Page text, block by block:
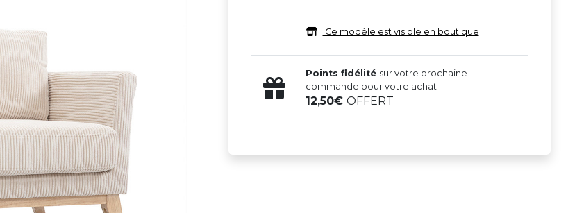
Ce modèle est visible en boutique
Points fidélité sur votre prochaine
commande pour votre achat
12,50OFFERT